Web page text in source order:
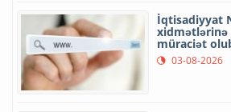
İqtisadiyyat
xidmətlərinə
müraciət
03-08-2026